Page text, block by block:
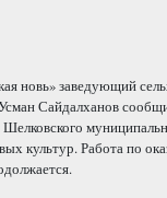
новь» заведующий
Сайдалханов
Шелковского
культур. Работа по